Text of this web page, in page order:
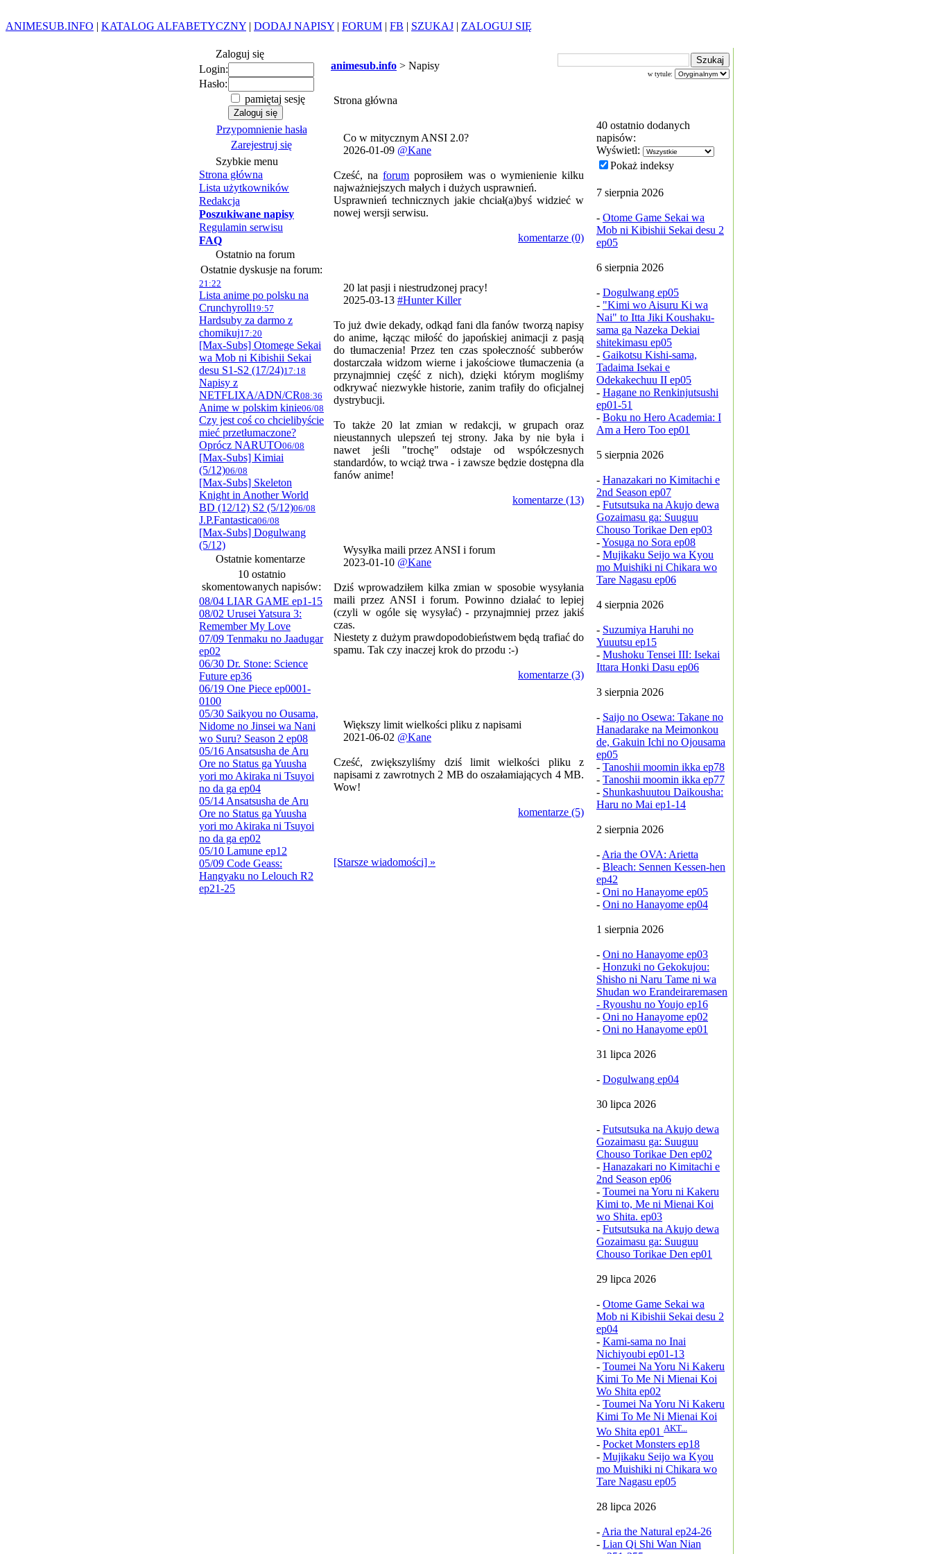
ANIMESUB.INFO | KATALOG ALFABETYCZNY | DODAJ NAPISY | FORUM | FB | SZUKAJ | ZALOGUJ SIĘ
Zaloguj się
Login:
Hasło:
pamiętaj sesję
Przypomnienie hasła
Zarejestruj się
Szybkie menu
Strona główna
Lista użytkowników
Redakcja
Poszukiwane napisy
Regulamin serwisu
FAQ
Ostatnio na forum
Ostatnie dyskusje na forum:
21:22
Lista anime po polsku na
Crunchyroll19:57
Hardsuby za darmo z
chomikuj17:20
[Max-Subs] Otomege Sekai
wa Mob ni Kibishii Sekai
desu S1-S2 (17/24)17:18
Napisy z
NETFLIXA/ADN/CR08:36
Anime w polskim kinie06/08
Czy jest coś co chcielibyście
mieć przetłumaczone?
Oprócz NARUTO06/08
[Max-Subs] Kimiai
(5/12)06/08
[Max-Subs] Skeleton
Knight in Another World
BD (12/12) S2 (5/12)06/08
J.P.Fantastica06/08
[Max-Subs] Dogulwang
(5/12)
Ostatnie komentarze
10 ostatnio
skomentowanych napisów:
08/04 LIAR GAME ep1-15
08/02 Urusei Yatsura 3:
Remember My Love
07/09 Tenmaku no Jaadugar
ep02
06/30 Dr. Stone: Science
Future ep36
06/19 One Piece ep0001-
0100
05/30 Saikyou no Ousama,
Nidome no Jinsei wa Nani
wo Suru? Season 2 ep08
05/16 Ansatsusha de Aru
Ore no Status ga Yuusha
yori mo Akiraka ni Tsuyoi
no da ga ep04
05/14 Ansatsusha de Aru
Ore no Status ga Yuusha
yori mo Akiraka ni Tsuyoi
no da ga ep02
05/10 Lamune ep12
05/09 Code Geass:
Hangyaku no Lelouch R2
ep21-25
animesub.info > Napisy
w tytule:
Strona główna
Co w mitycznym ANSI 2.0?
2026-01-09 @Kane
Cześć, naforum poprosiłem was o wymienienie kilku
najważniejszych małych i dużych usprawnień.
Usprawnień technicznych jakie chciał(a)byś widzieć w
nowej wersji serwisu.
komentarze (0)
20 lat pasji i niestrudzonej pracy!
2025-03-13 #Hunter Killer
To już dwie dekady, odkąd fani dla fanów tworzą napisy
do anime, łącząc miłość do japońskiej animacji z pasją
do tłumaczenia! Przez ten czas społeczność subberów
dostarczała widzom wierne i jakościowe tłumaczenia (a
przynajmniej część z nich), dzięki którym mogliśmy
odkrywać niezwykłe historie, zanim trafiły do oficjalnej
dystrybucji.
To także 20 lat zmian w redakcji, w grupach oraz
nieustannych ulepszeń tej strony. Jaka by nie była i
nawet jeśli "trochę" odstaje od współczesnych
standardów, to wciąż trwa - i zawsze będzie dostępna dla
fanów anime!
komentarze (13)
Wysyłka maili przez ANSI i forum
2023-01-10 @Kane
Dziś wprowadziłem kilka zmian w sposobie wysyłania
maili przez ANSI i forum. Powinno działać to lepiej
(czyli w ogóle się wysyłać) - przynajmniej przez jakiś
czas.
Niestety z dużym prawdopodobieństwem będą trafiać do
spamu. Tak czy inaczej krok do przodu :-)
komentarze (3)
Większy limit wielkości pliku z napisami
2021-06-02 @Kane
Cześć, zwiększyliśmy dziś limit wielkości pliku z
napisami z zawrotnych 2 MB do oszałamiających 4 MB.
Wow!
komentarze (5)
[Starsze wiadomości] »
40 ostatnio dodanych
napisów:
Wyświetl:
Pokaż indeksy
7 sierpnia 2026
- Otome Game Sekai wa
Mob ni Kibishii Sekai desu 2
ep05
6 sierpnia 2026
- Dogulwang ep05
- "Kimi wo Aisuru Ki wa
Nai" to Itta Jiki Koushaku-
sama ga Nazeka Dekiai
shitekimasu ep05
- Gaikotsu Kishi-sama,
Tadaima Isekai e
Odekakechuu II ep05
- Hagane no Renkinjutsushi
ep01-51
- Boku no Hero Academia: I
Am a Hero Too ep01
5 sierpnia 2026
- Hanazakari no Kimitachi e
2nd Season ep07
- Futsutsuka na Akujo dewa
Gozaimasu ga: Suuguu
Chouso Torikae Den ep03
-Yosuga no Sora ep08
- Mujikaku Seijo wa Kyou
mo Muishiki ni Chikara wo
Tare Nagasu ep06
4 sierpnia 2026
- Suzumiya Haruhi no
Yuuutsu ep15
- Mushoku Tensei III: Isekai
Ittara Honki Dasu ep06
3 sierpnia 2026
- Saijo no Osewa: Takane no
Hanadarake na Meimonkou
de, Gakuin Ichi no Ojousama
ep05
- Tanoshii moomin ikka ep78
- Tanoshii moomin ikka ep77
- Shunkashuutou Daikousha:
Haru no Mai ep1-14
2 sierpnia 2026
- Aria the OVA: Arietta
- Bleach: Sennen Kessen-hen
ep42
- Oni no Hanayome ep05
- Oni no Hanayome ep04
1 sierpnia 2026
- Oni no Hanayome ep03
- Honzuki no Gekokujou:
Shisho ni Naru Tame ni wa
Shudan wo Erandeiraremasen
- Ryoushu no Youjo ep16
- Oni no Hanayome ep02
- Oni no Hanayome ep01
31 lipca 2026
- Dogulwang ep04
30 lipca 2026
- Futsutsuka na Akujo dewa
Gozaimasu ga: Suuguu
Chouso Torikae Den ep02
- Hanazakari no Kimitachi e
2nd Season ep06
- Toumei na Yoru ni Kakeru
Kimi to, Me ni Mienai Koi
wo Shita. ep03
- Futsutsuka na Akujo dewa
Gozaimasu ga: Suuguu
Chouso Torikae Den ep01
29 lipca 2026
- Otome Game Sekai wa
Mob ni Kibishii Sekai desu 2
ep04
- Kami-sama no Inai
Nichiyoubi ep01-13
- Toumei Na Yoru Ni Kakeru
Kimi To Me Ni Mienai Koi
Wo Shita ep02
- Toumei Na Yoru Ni Kakeru
Kimi To Me Ni Mienai Koi
Wo Shita ep01 AKT...
- Pocket Monsters ep18
- Mujikaku Seijo wa Kyou
mo Muishiki ni Chikara wo
Tare Nagasu ep05
28 lipca 2026
- Aria the Natural ep24-26
- Lian Qi Shi Wan Nian